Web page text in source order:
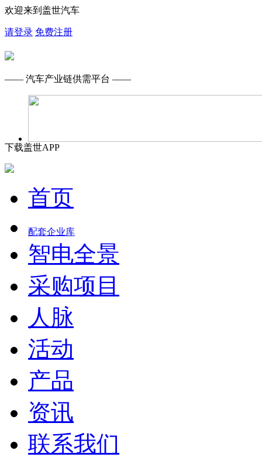
欢迎来到盖世汽车
请登录 免费注册
—— 汽车产业链供需平台 ——
下载盖世APP
首页
配套企业库
智电全景
采购项目
人脉
活动
产品
资讯
联系我们